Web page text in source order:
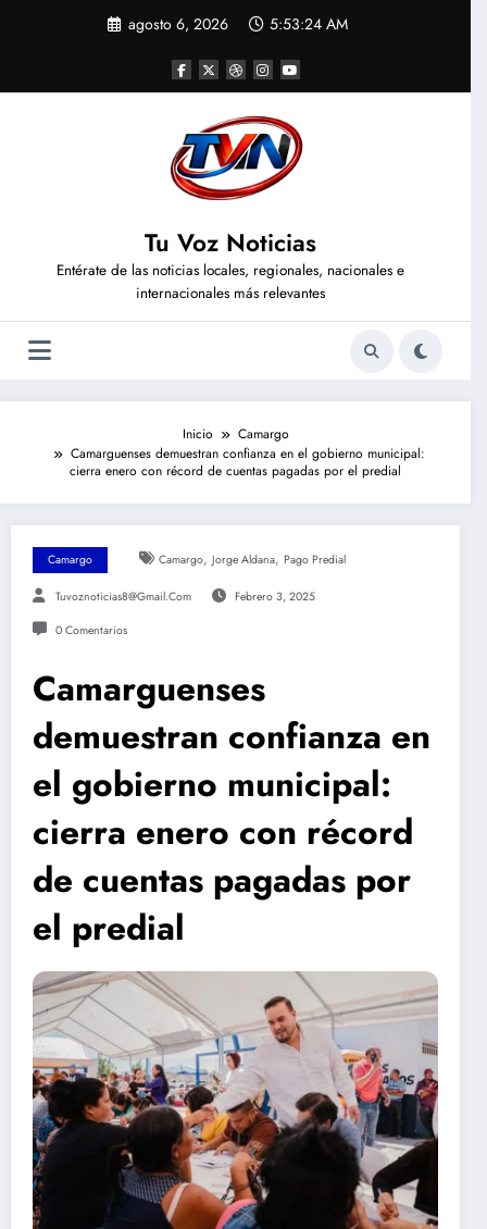
agosto 6, 2026 5:53:25 AM
Tu Voz Noticias
Entérate de las noticias locales, regionales, nacionales e
internacionales más relevantes
Inicio
Camargo
Camarguenses demuestran confianza en el gobierno municipal:
cierra enero con récord de cuentas pagadas por el predial
Camargo Camargo, Jorge Aldana, Pago Predial
Tuvoznoticias8@gmail.com Febrero 3, 2025
0 Comentarios
Camarguenses
demuestran confianza en
el gobierno municipal:
cierra enero con récord
de cuentas pagadas por
el predial